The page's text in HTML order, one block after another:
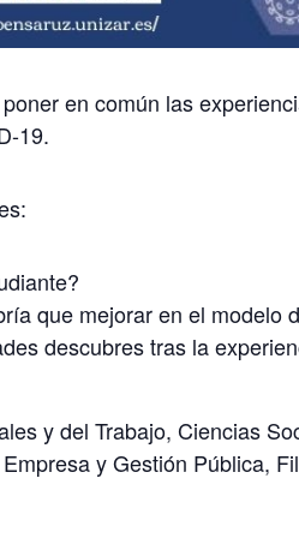
en común las
19.
que mejorar en el modelo
descubres tras la
y del Trabajo, Ciencias
y Gestión Pública,